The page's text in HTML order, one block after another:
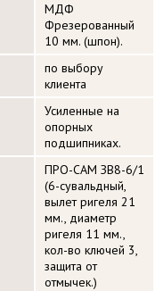
МДФ
Фрезерованный
10 мм. (шпон).
по выбору
клиента
Усиленные на
опорных
подшипниках.
ПРО-САМ ЗВ8-6/1
(6-сувальдный,
вылет ригеля 21
мм., диаметр
ригеля 11 мм.,
кол-во ключей 3,
защита от
отмычек.)